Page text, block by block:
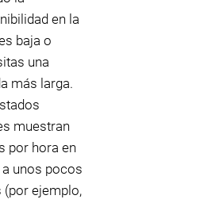
en la
baja o
una
más larga.
muestran
por hora en
unos pocos
(por ejemplo,